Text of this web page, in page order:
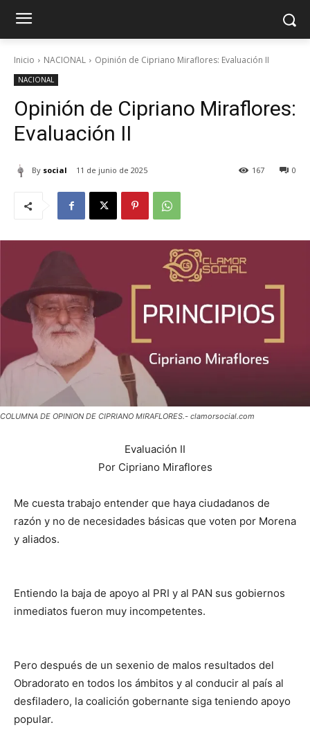
Inicio NACIONAL Opinión de Cipriano Miraflores: Evaluación II
NACIONAL
Opinión de Cipriano Miraflores:
Evaluación II
By social 11 de junio de 2025 0
167
COLUMNA DE OPINION DE CIPRIANO MIRAFLORES.- clamorsocial.com
Evaluación II
Por Cipriano Miraflores
Me cuesta trabajo entender que haya ciudadanos de
razón y no de necesidades básicas que voten por Morena
y aliados.
Entiendo la baja de apoyo al PRI y al PAN sus gobiernos
inmediatos fueron muy incompetentes.
Pero después de un sexenio de malos resultados del
Obradorato en todos los ámbitos y al conducir al país al
desfiladero, la coalición gobernante siga teniendo apoyo
popular.